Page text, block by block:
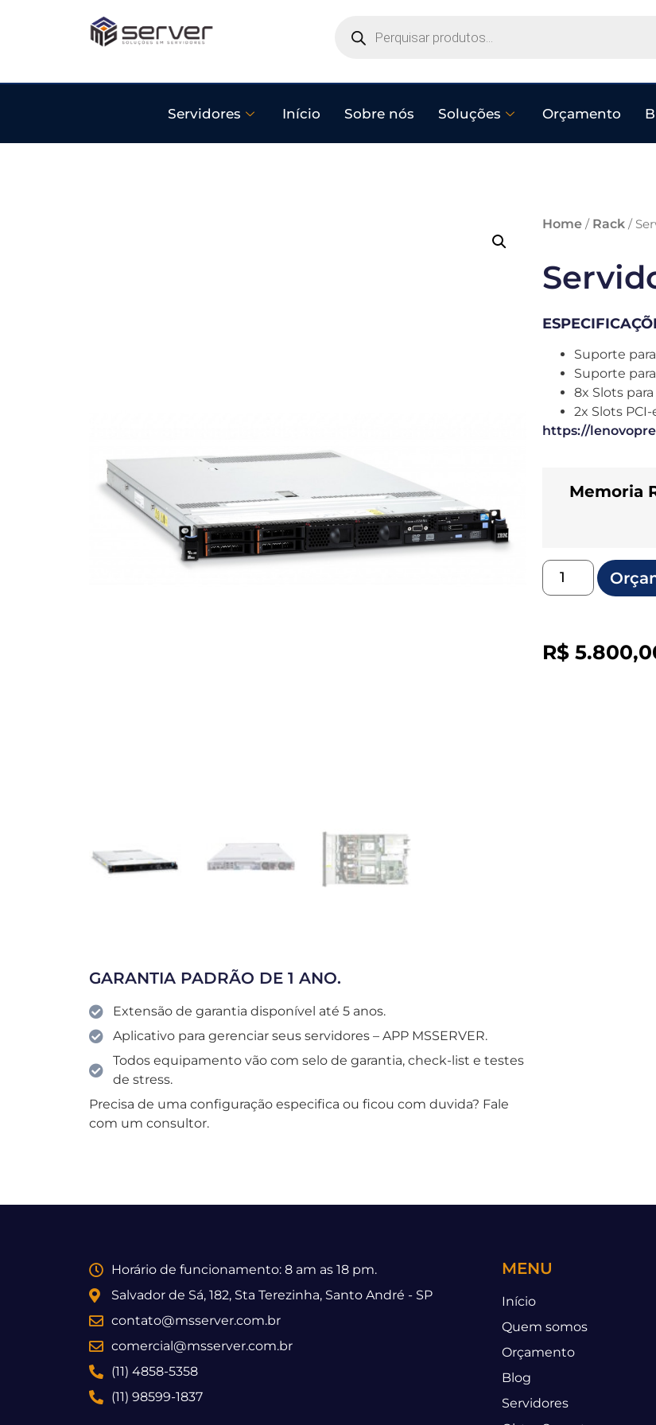
Servidores Início Sobre nós Soluções Orçamento
GARANTIA PADRÃO DE 1 ANO.
Extensão de garantia disponível até 5 anos.
Aplicativo para gerenciar seus servidores – APP MSSERVER.
Todos equipamento vão com selo de garantia, check-list e testes
de stress.
Precisa de uma configuração especifica ou ficou com duvida? Fale
com um consultor.
Home / Rack /
Suporte
Suporte
8x Slots
2x Slots PCI-
https://
Memoria
R$
Horário de funcionamento: 8 am as 18 pm.
Salvador de Sá, 182, Sta Terezinha, Santo André - SP
contato@msserver.com.br
comercial@msserver.com.br
(11) 4858-5358
(11) 98599-1837
MENU
Início
Quem somos
Orçamento
Blog
Servidores